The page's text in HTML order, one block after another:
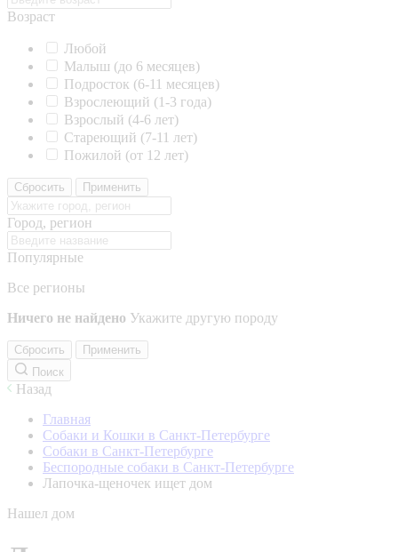
Возраст
Любой
Малыш (до 6 месяцев)
Подросток (6-11 месяцев)
Взрослеющий (1-3 года)
Взрослый (4-6 лет)
Стареющий (7-11 лет)
Пожилой (от 12 лет)
Сбросить Применить
Город, регион
Популярные
Все регионы
Ничего не найдено Укажите другую породу
Сбросить
Применить
Поиск
Назад
Главная
Собаки и Кошки в Санкт-Петербурге
Собаки в Санкт-Петербурге
Беспородные собаки в Санкт-Петербурге
Лапочка-щеночек ищет дом
Нашел дом